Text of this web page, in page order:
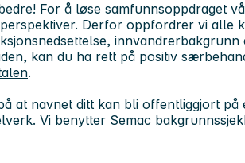
For å løse samfunnsoppdraget
Derfor oppfordrer vi alle
kan du ha rett på positiv
.
at navnet ditt kan bli offentliggjort på
Vi benytter Semac